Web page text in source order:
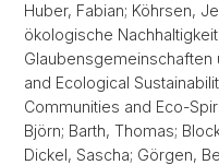
Huber, Fabian; Köhrsen,
ökologische
Glaubensgemeinschaften
and Ecological
Communities and Eco-
Björn; Barth, Thomas;
Dickel, Sascha; Görgen,